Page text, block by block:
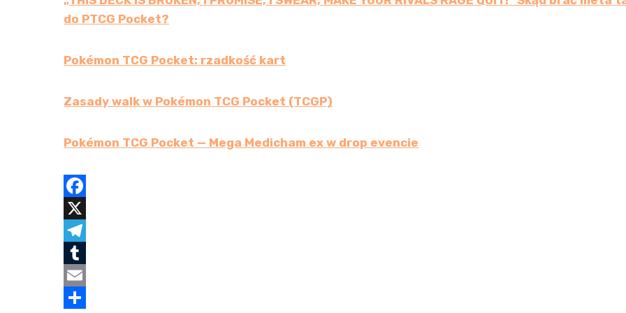
do PTCG Pocket?
Pokémon TCG Pocket: rzadkość kart
Zasady walk w Pokémon TCG Pocket (TCGP)
Pokémon TCG Pocket — Mega Medicham ex w drop evencie
F
a
c
e
b
X
T
e
T
uE